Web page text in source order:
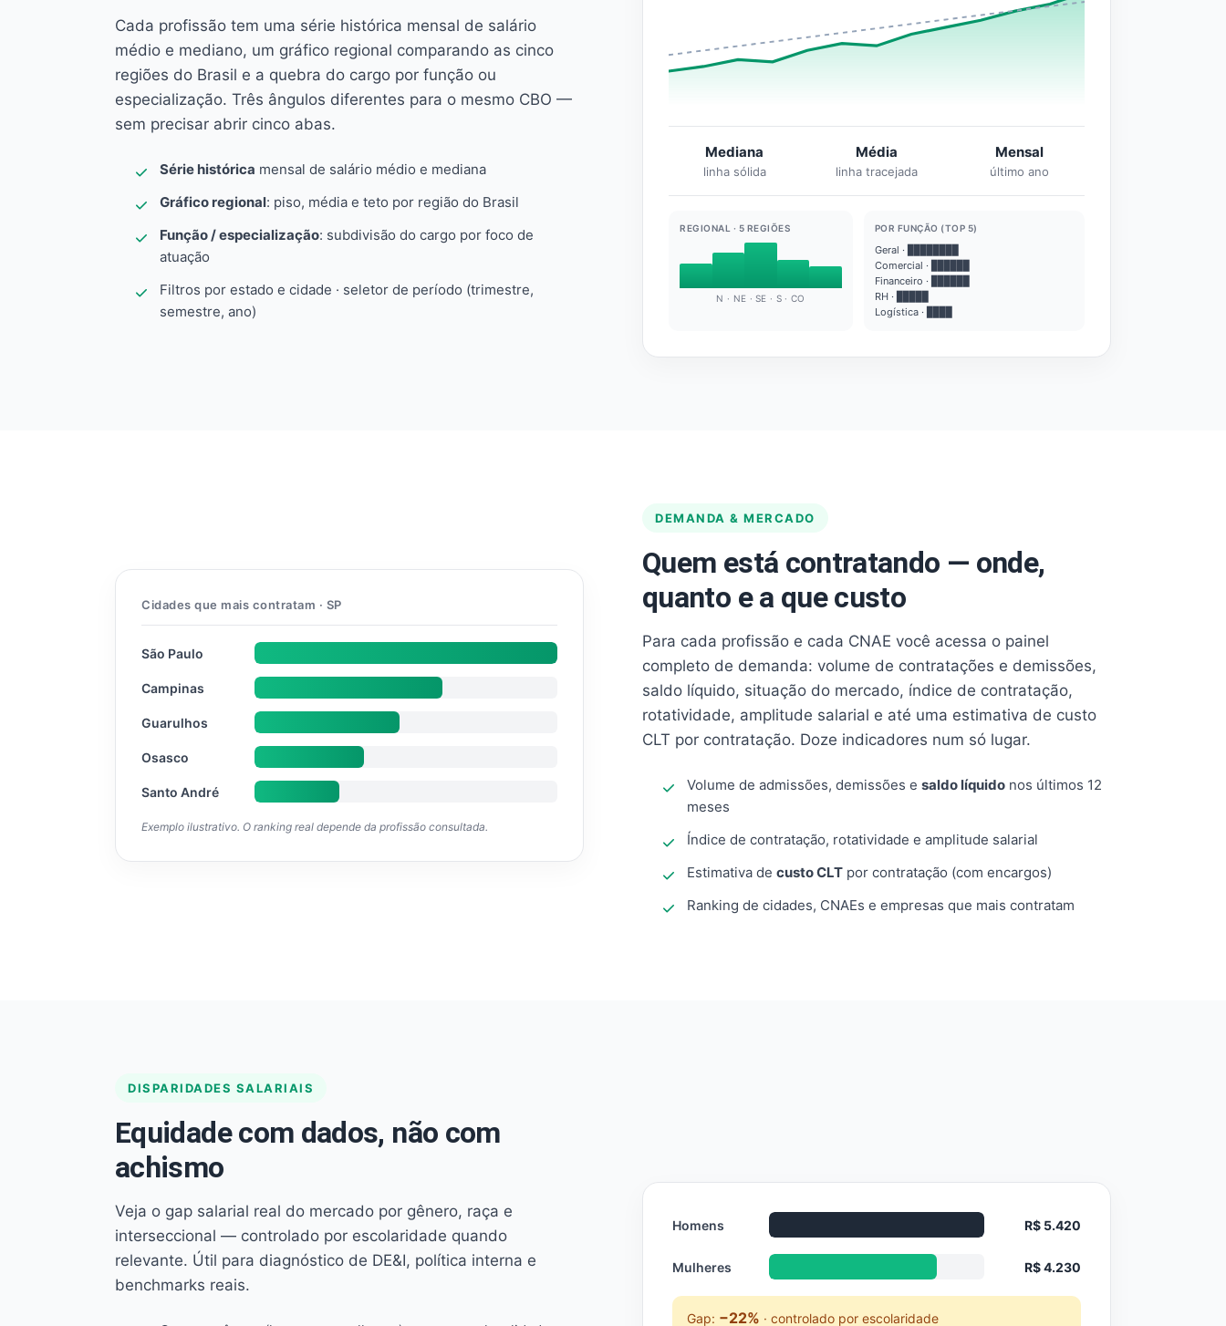
Cada profissão tem uma série histórica mensal de salário
médio e mediano, um gráfico regional comparando as cinco
regiões do Brasil e a quebra do cargo por função ou
especialização. Três ângulos diferentes para o mesmo CBO —
sem precisar abrir cinco abas.
Série histórica mensal de salário médio e mediana
Gráfico regional: piso, média e teto por região do Brasil
Função / especialização: subdivisão do cargo por foco de
atuação
Filtros por estado e cidade · seletor de período (trimestre,
semestre, ano)
Mediana
linha sólida
Média
linha tracejada
Mensal
último ano
REGIONAL · 5 REGIÕES
N · NE · SE · S · CO
POR FUNÇÃO (TOP 5)
Geral · ████████
Comercial · ██████
Financeiro · ██████
RH · █████
Logística · ████
DEMANDA & MERCADO
Quem está contratando — onde,
quanto e a que custo
Para cada profissão e cada CNAE você acessa o painel
completo de demanda: volume de contratações e demissões,
saldo líquido, situação do mercado, índice de contratação,
rotatividade, amplitude salarial e até uma estimativa de custo
CLT por contratação. Doze indicadores num só lugar.
Volume de admissões, demissões e saldo líquido nos últimos 12
meses
Índice de contratação, rotatividade e amplitude salarial
Estimativa de custo CLT por contratação (com encargos)
Ranking de cidades, CNAEs e empresas que mais contratam
Cidades que mais contratam · SP
São Paulo
Campinas
Guarulhos
Osasco
Santo André
Exemplo ilustrativo. O ranking real depende da profissão consultada.
DISPARIDADES SALARIAIS
Equidade com dados, não com
achismo
Veja o gap salarial real do mercado por gênero, raça e
interseccional — controlado por escolaridade quando
relevante. Útil para diagnóstico de DE&I, política interna e
benchmarks reais.
Homens R$ 5.420
Mulheres R$ 4.230
Gap: −22% · controlado por escolaridade